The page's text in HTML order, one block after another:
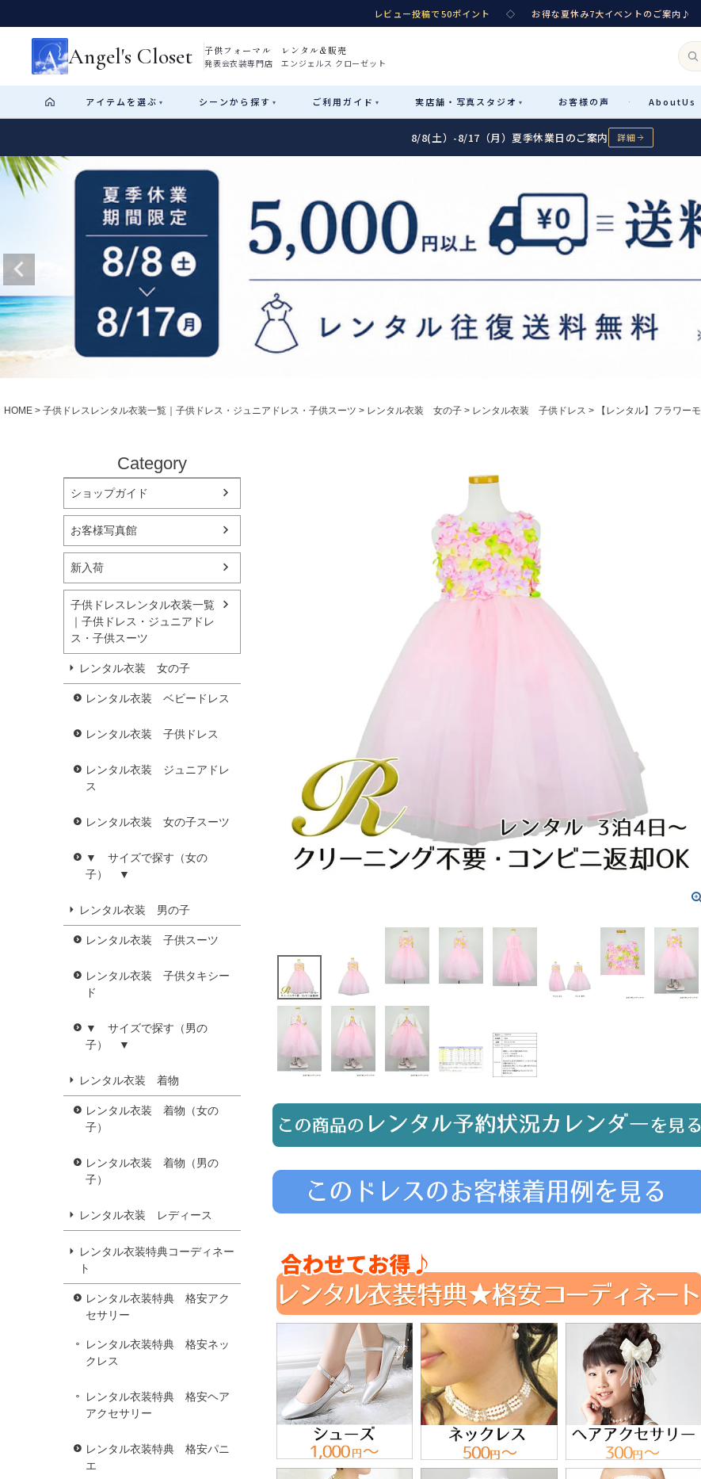
レビュー投稿で50ポイント ◇ お得な夏休み7大イベントのご案内♪
Angel's Closet 子供フォーマル レンタル&販売
発表会衣装専門店 エンジェルス クローゼット
アイテム を選ぶ ▾ シーンから探す ▾ ご利用ガイド ▾ 実店舗・ 写真スタジオ ▾ お客様の声 · AboutUs
カテゴリ詳細 サイズで選ぶ →
レンタル
女の子ドレス 男の子スーツ
シューズ 小物・アクセ
アウター レディース
Sale
性別・サイズで絞り込む
Recital & Concours
舞台で輝くステージ衣装
Wedding Graduation & Entrance
Start はじめに
ショップガイド（総合案内）
レンタル・販売の入口
サイズの選び方
測り方と目安
Angel's Closetについて
創業2003年からの想い
04 レンタルのご案内
予約・配送・返却・料金
05 レンタルの流れ
06 あんしんパック
汚れ・キズ・破損の補償
Atelier
実店舗 つくば店
Tsukuba Boutique
〒 茨城県土浦市大町14-16-1F
10:00–18:00（完全予約制）
月曜日
店舗を予約する →
特典
スタジオを予約 →
8/8(土）-8/17（月）夏季休業日のご案内 詳細
HOME 子供ドレスレンタル衣装一覧｜子供ドレス・ジュニアドレス・子供スーツ レンタル衣装 女の子 レンタル衣装 子供ドレス 【レンタル】フラワー
Category
ショップガイド
お客様写真館
新入荷
子供ドレスレンタル衣装一覧
｜子供ドレス・ジュニアドレ
ス・子供スーツ
レンタル衣装 女の子
レンタル衣装 ベビードレス
レンタル衣装 子供ドレス
レンタル衣装 ジュニアドレ
ス
レンタル衣装 女の子スーツ
▼ サイズで探す（女の
子） ▼
レンタル衣装 男の子
レンタル衣装 子供スーツ
レンタル衣装 子供タキシー
ド
▼ サイズで探す（男の
子） ▼
レンタル衣装 着物
レンタル衣装 着物（女の
子）
レンタル衣装 着物（男の
子）
レンタル衣装 レディース
レンタル衣装特典コーディネー
ト
レンタル衣装特典 格安アク
セサリー
レンタル衣装特典 格安ネッ
クレス
レンタル衣装特典 格安ヘア
アクセサリー
レンタル衣装特典 格安パニ
エ